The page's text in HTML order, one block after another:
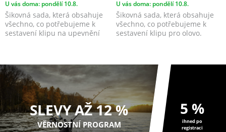
U vás doma: pondělí 10.8.
Šikovná sada, která obsahuje
všechno, co potřebujeme k
sestavení klipu na upevnění
U vás doma: pondělí 10.8.
Šikovná sada, která obsahuje
všechno, co potřebujeme k
sestavení klipu pro olovo.
SLEVY AŽ 12 %
VĚRNOSTNÍ PROGRAM
5 %
ihned po
registraci